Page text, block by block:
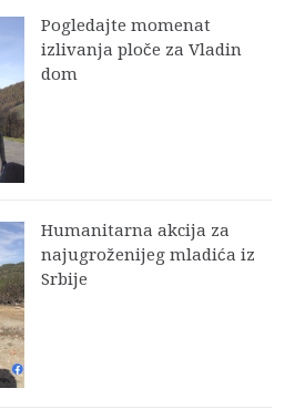
Pogledajte momenat
izlivanja ploče za Vladin
dom
Humanitarna akcija za
najugroženijeg mladića iz
Srbije